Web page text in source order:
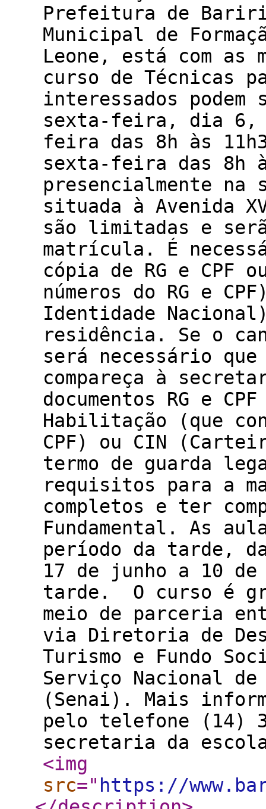
Prefeitura de
Municipal de
Leone, está com
curso de Técnicas
interessados
sexta-feira, dia 6,
feira das 8h às
sexta-feira das 8h
presencialmente
situada à Avenida
são limitadas e
matrícula. É
cópia de RG e CPF
números do RG e
Identidade
residência. Se o
será necessário
compareça à
documentos RG e
Habilitação (que
CPF) ou CIN
termo de guarda
requisitos para a
completos e ter
Fundamental. As
período da tarde,
17 de junho a 10
tarde. O curso é
meio de parceria
via Diretoria de
Turismo e Fundo
Serviço Nacional
(Senai). Mais
pelo telefone (14)
secretaria da
<img
src=" https://